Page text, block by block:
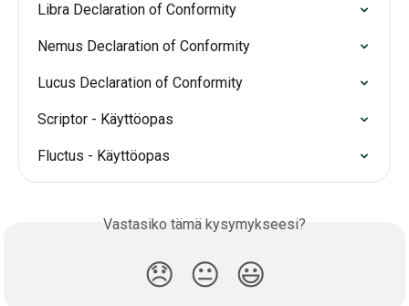
Libra Declaration of Conformity
Nemus Declaration of Conformity
Lucus Declaration of Conformity
Scriptor - Käyttöopas
Fluctus - Käyttöopas
Vastasiko tämä kysymykseesi?
😞 😐 😃